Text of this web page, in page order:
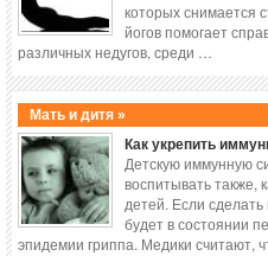
которых снимается
йогов помогает
различных недугов, среди …
Мать и дитя »
Как укрепить
Детскую иммунную
воспитывать также,
детей. Если
будет в состоянии
эпидемии гриппа. Медики считают,